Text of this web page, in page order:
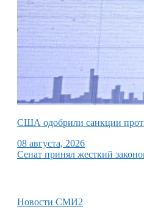
США одобрили санкции
08 августа, 2026
Сенат принял жесткий
Новости СМИ2